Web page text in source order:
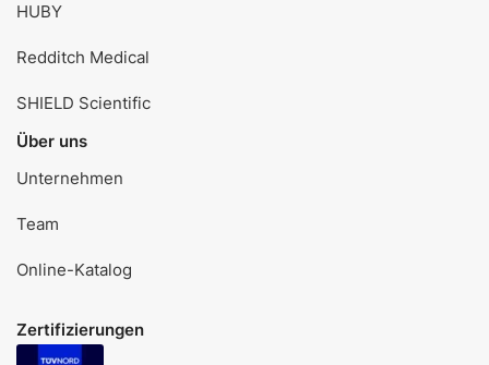
HUBY
Redditch Medical
SHIELD Scientific
Über uns
Unternehmen
Team
Online-Katalog
Zertifizierungen